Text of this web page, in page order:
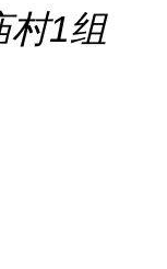
村1组